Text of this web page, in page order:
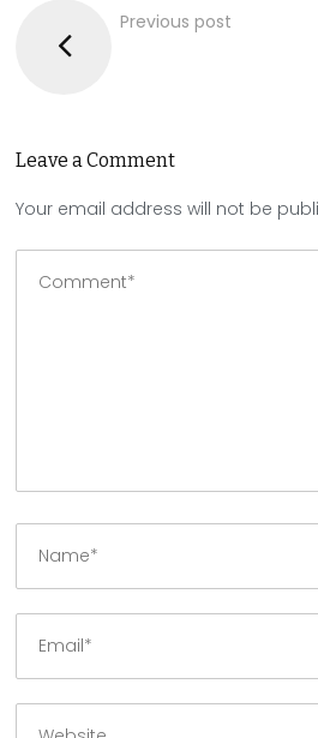
Previous post
Leave a Comment
Your email address will not be